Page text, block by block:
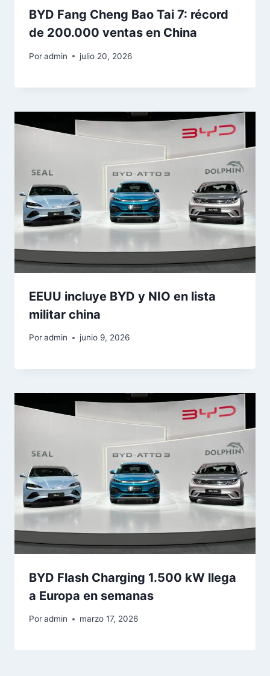
BYD Fang Cheng Bao Tai 7: récord
de 200.000 ventas en China
Poradmin julio 20, 2026
EEUU incluye BYD y NIO en lista
militar china
Poradmin junio 9, 2026
BYD Flash Charging 1.500 kW llega
a Europa en semanas
Poradmin marzo 17, 2026